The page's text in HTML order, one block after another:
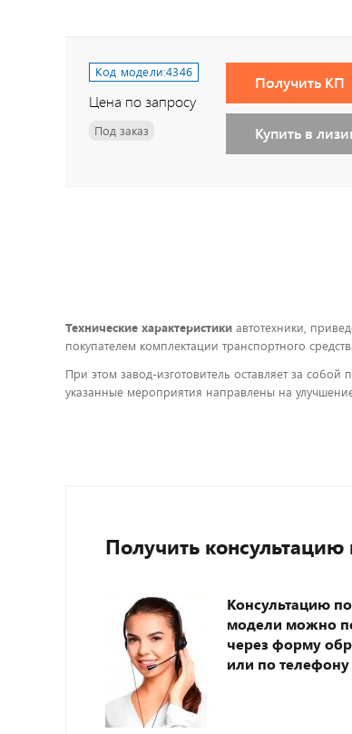
Код модели:4346
Цена по запросу
Под заказ
Получить КП
Купить в
Технические характеристики автотехники,
покупателем комплектации транспортного
При этом завод-изготовитель оставляет за
указанные мероприятия направлены на
Получить
Консультацию
модели можно
через форму
или по телефону